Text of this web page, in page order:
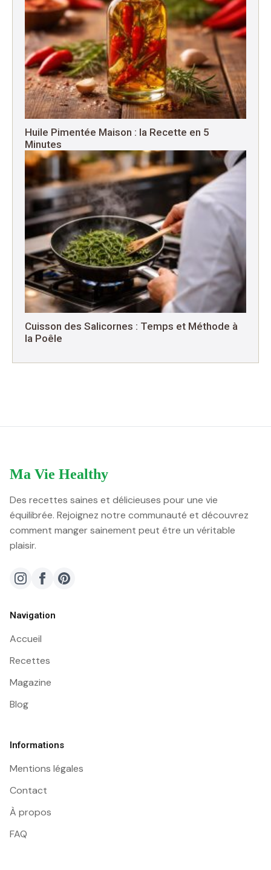
Huile Pimentée Maison : la Recette en 5
Minutes
Cuisson des Salicornes : Temps et Méthode à
la Poêle
Ma Vie Healthy
Des recettes saines et délicieuses pour une vie
équilibrée. Rejoignez notre communauté et découvrez
comment manger sainement peut être un véritable
plaisir.
Navigation
Accueil
Recettes
Magazine
Blog
Informations
Mentions légales
Contact
À propos
FAQ